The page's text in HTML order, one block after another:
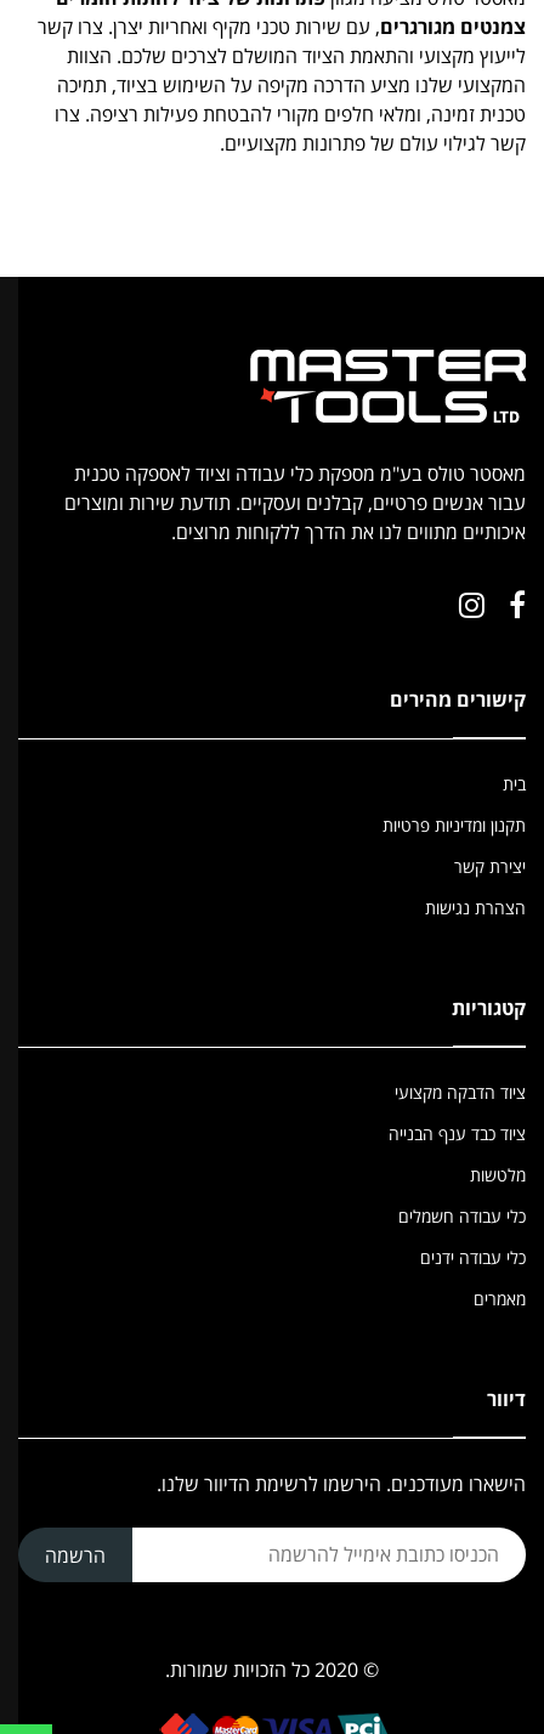
צמנטים מגורגרים, עם שירות טכני מקיף ואחריות יצרן. צרו קשר
לייעוץ מקצועי והתאמת הציוד המושלם לצרכים שלכם. הצוות
המקצועי שלנו מציע הדרכה מקיפה על השימוש בציוד, תמיכה
טכנית זמינה, ומלאי חלפים מקורי להבטחת פעילות רציפה. צרו
קשר לגילוי עולם של פתרונות מקצועיים.
מאסטר טולס בע"מ מספקת כלי עבודה וציוד לאספקה טכנית
עבור אנשים פרטיים, קבלנים ועסקיים. תודעת שירות ומוצרים
איכותיים מתווים לנו את הדרך ללקוחות מרוצים.
קישורים מהירים
בית
תקנון ומדיניות פרטיות
יצירת קשר
הצהרת נגישות
קטגוריות
ציוד הדבקה מקצועי
ציוד כבד ענף הבנייה
מלטשות
כלי עבודה חשמלים
כלי עבודה ידנים
מאמרים
דיוור
הישארו מעודכנים. הירשמו לרשימת הדיוור שלנו.
הרשמה
© 2020 כל הזכויות שמורות.